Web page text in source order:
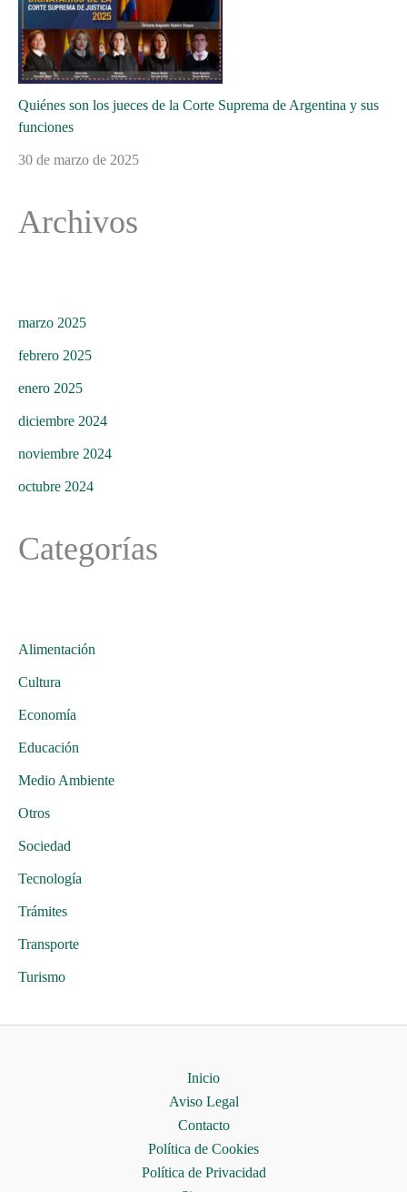
Quiénes son los jueces de la Corte Suprema de Argentina y sus
funciones
30 de marzo de 2025
Archivos
marzo 2025
febrero 2025
enero 2025
diciembre 2024
noviembre 2024
octubre 2024
Categorías
Alimentación
Cultura
Economía
Educación
Medio Ambiente
Otros
Sociedad
Tecnología
Trámites
Transporte
Turismo
Inicio
Aviso Legal
Contacto
Política de Cookies
Política de Privacidad